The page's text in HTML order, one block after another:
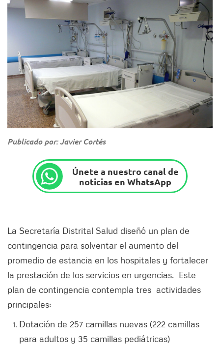
Publicado por: Javier Cortés
Únete a nuestro canal de
noticias en WhatsApp
La Secretaría Distrital Salud diseñó un plan de
contingencia para solventar el aumento del
promedio de estancia en los hospitales y fortalecer
la prestación de los servicios en urgencias. Este
plan de contingencia contempla tres actividades
principales:
Dotación de 257 camillas nuevas (222 camillas
para adultos y 35 camillas pediátricas)